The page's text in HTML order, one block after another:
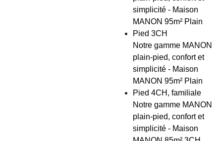
simplicité - Maison
MANON 95m² Plain
Pied 3CH
Notre gamme MANON
plain-pied, confort et
simplicité - Maison
MANON 95m² Plain
Pied 4CH, familiale
Notre gamme MANON
plain-pied, confort et
simplicité - Maison